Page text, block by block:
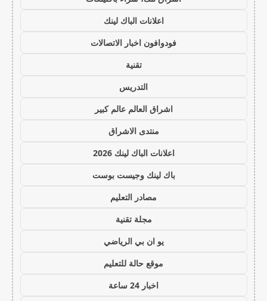
اعلانات الباك لينك
فودوافون اخبار الاتصالات
تقنية
التدريس
اشراق العالم عالم كبير
منتدى الاشراق
اعلانات الباك لينك 2026
باك لينك وجيست بوست
مصادر التعليم
مجلة تقنية
يو ان بي الرياضي
موقع حالة للتعليم
اخبار 24 ساعة